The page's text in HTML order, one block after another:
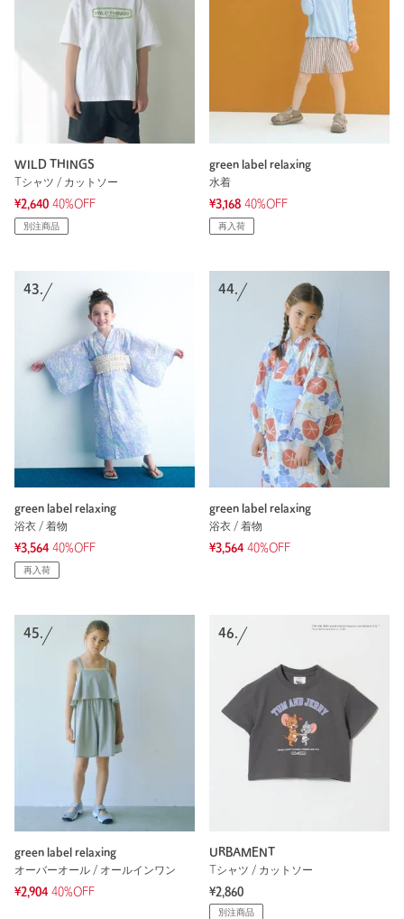
WILD THINGS
Tシャツ / カットソー
¥2,640 40%OFF
別注商品
green label relaxing
水着
¥3,168 40%OFF
再入荷
43.
green label relaxing
浴衣 / 着物
¥3,564 40%OFF
再入荷
44.
green label relaxing
浴衣 / 着物
¥3,564 40%OFF
45.
green label relaxing
オーバーオール / オールインワン
¥2,904 40%OFF
46.
URBAMENT
Tシャツ / カットソー
¥2,860
別注商品